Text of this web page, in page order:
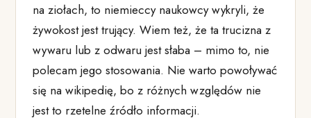
na ziołach, to niemieccy naukowcy wykryli, że
żywokost jest trujący. Wiem też, że ta trucizna z
wywaru lub z odwaru jest słaba – mimo to, nie
polecam jego stosowania. Nie warto powoływać
się na wikipedię, bo z różnych względów nie
jest to rzetelne źródło informacji.